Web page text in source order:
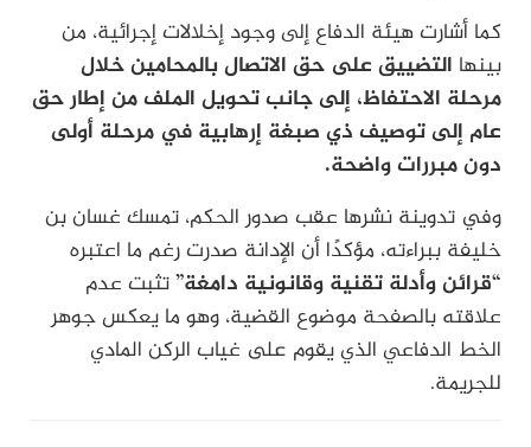
كما أشارت هيئة الدفاع إلى وجود إخلالات إجرائية، من
بينها التضييق على حق الاتصال بالمحامين خلال
مرحلة الاحتفاظ، إلى جانب تحويل الملف من إطار حق
عام إلى توصيف ذي صبغة إرهابية في مرحلة أولى
دون مبررات واضحة.
وفي تدوينة نشرها عقب صدور الحكم، تمسك غسان بن
خليفة ببراءته، مؤكدًا أن الإدانة صدرت رغم ما اعتبره
“قرائن وأدلة تقنية وقانونية دامغة”تثبت عدم
علاقته بالصفحة موضوع القضية، وهو ما يعكس جوهر
الخط الدفاعي الذي يقوم على غياب الركن المادي
للجريمة.